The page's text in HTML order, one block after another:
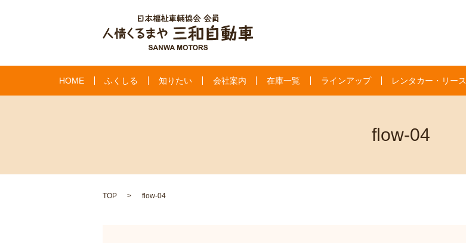
HOME ふくしる 知りたい 会社案内 在庫一覧 ラインアップ レンタカー・リース
flow-04
TOP flow-04